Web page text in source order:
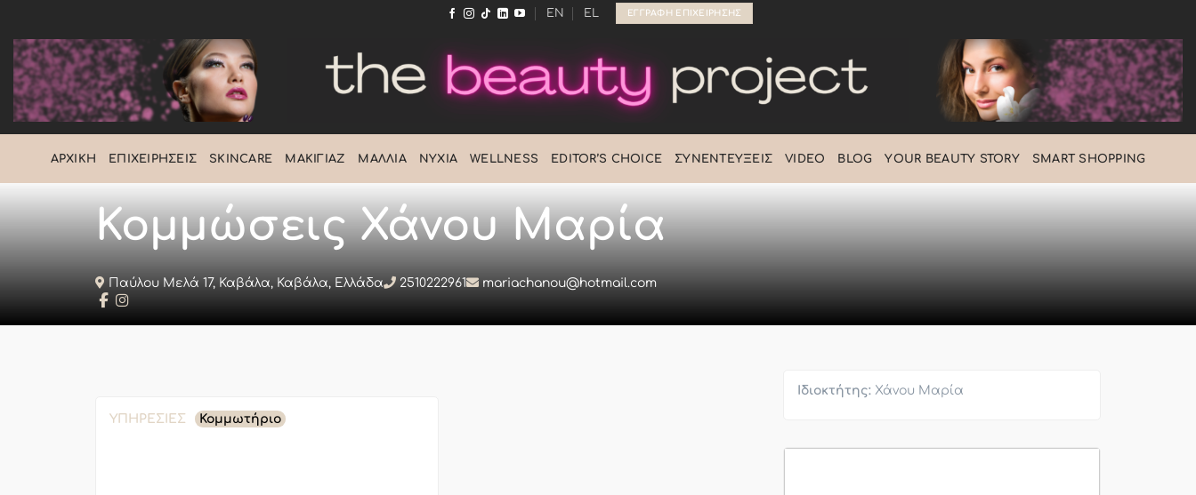
περιεχόμενο
EN EL ΕΓΓΡΑΦΉ ΕΠΙΧΕΊΡΗΣΗΣ
ΑΡΧΙΚΉ ΕΠΙΧΕΙΡΉΣΕΙΣ SKINCARE ΜΑΚΙΓΙΆΖ ΜΑΛΛΙΆ ΝΎΧΙΑ WELLNESS EDITOR’S CHOICE ΣΥΝΕΝΤΕΎΞΕΙΣ VIDEO BLOG ΥOUR BEAUTY STORY SMART SHOPPING
Κομμώσεις Χάνου Μαρία
Παύλου Μελά 17, Καβάλα, Καβάλα, Ελλάδα 2510222961 mariachanou@hotmail.com
ΥΠΗΡΕΣΊΕΣ Κομμωτήριο
Ιδιοκτήτης: Χάνου Μαρία